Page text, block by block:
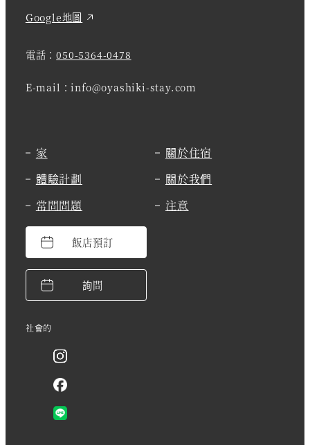
Google地圖
電話：050-5364-0478
E-mail：info@oyashiki-stay.com
家
關於住宿
體驗計劃
關於我們
常問問題
注意
飯店預訂
詢問
社會的